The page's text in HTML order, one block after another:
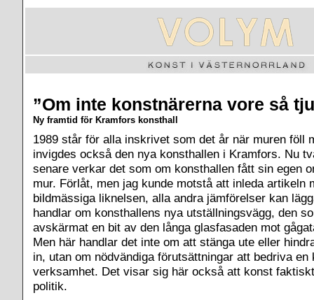
”Om inte konstnärerna vore så
Ny framtid för Kramfors konsthall
1989 står för alla inskrivet som det år när muren föll
invigdes också den nya konsthallen i Kramfors. Nu
senare verkar det som om konsthallen fått sin egen
mur. Förlåt, men jag kunde motstå att inleda artikeln
bildmässiga liknelsen, alla andra jämförelser kan
handlar om konsthallens nya utställningsvägg, den
avskärmat en bit av den långa glasfasaden mot
Men här handlar det inte om att stänga ute eller
in, utan om nödvändiga förutsättningar att bedriva en
verksamhet. Det visar sig här också att konst
politik.